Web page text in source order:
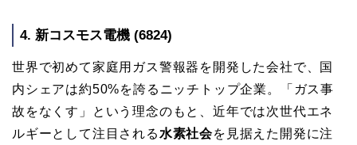
4. 新コスモス電機 (6824)
世界で初めて家庭用ガス警報器を開発した会社で、国
内シェアは約50%を誇るニッチトップ企業。「ガス事
故をなくす」という理念のもと、近年では次世代エネ
ルギーとして注目される水素社会を見据えた開発に注